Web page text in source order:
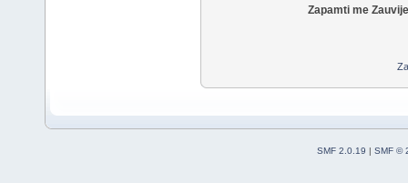
Zapamti me
SMF 2.0.19 | SMF ©